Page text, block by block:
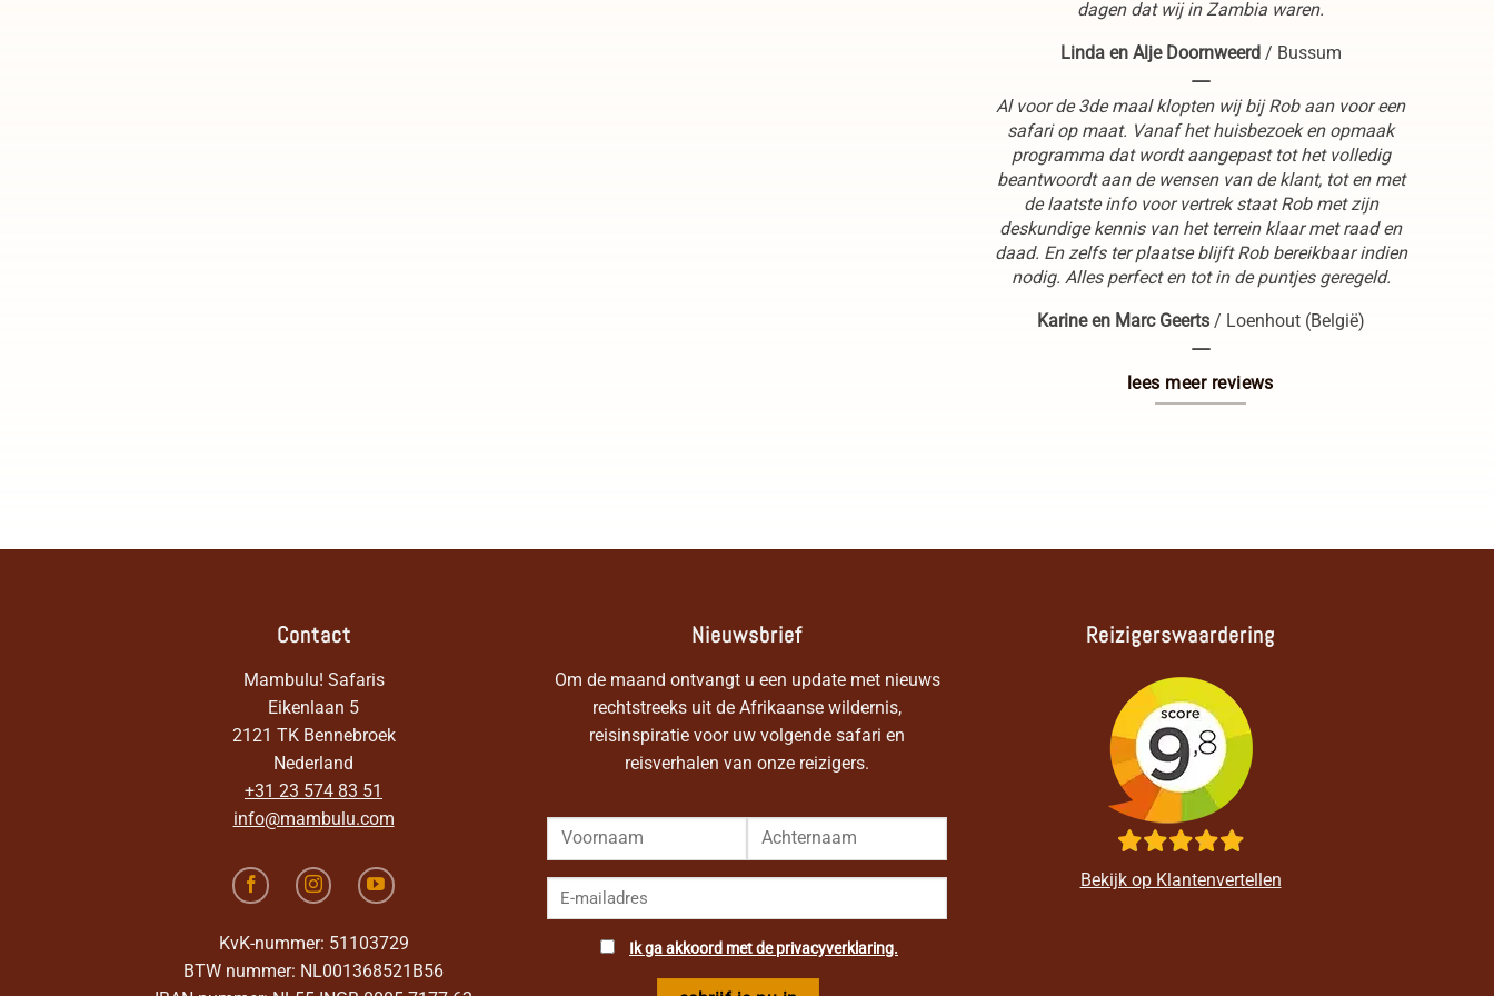
dagen dat wij in Zambia waren.
Linda en Alje Doornweerd / Bussum
----
Al voor de 3de maal klopten wij bij Rob aan voor een
safari op maat. Vanaf het huisbezoek en opmaak
programma dat wordt aangepast tot het volledig
beantwoordt aan de wensen van de klant, tot en met
de laatste info voor vertrek staat Rob met zijn
deskundige kennis van het terrein klaar met raad en
daad. En zelfs ter plaatse blijft Rob bereikbaar indien
nodig. Alles perfect en tot in de puntjes geregeld.
Karine en Marc Geerts / Loenhout (België)
----
lees meer reviews
Contact
Mambulu! Safaris
Eikenlaan 5
2121 TK Bennebroek
Nederland
+31 23 574 83 51
info@mambulu.com
KvK-nummer: 51103729
BTW nummer: NL001368521B56
Nieuwsbrief
Om de maand ontvangt u een update met nieuws
rechtstreeks uit de Afrikaanse wildernis,
reisinspiratie voor uw volgende safari en
reisverhalen van onze reizigers.
Ik ga akkoord met de privacyverklaring.
Reizigerswaardering
Bekijk op Klantenvertellen